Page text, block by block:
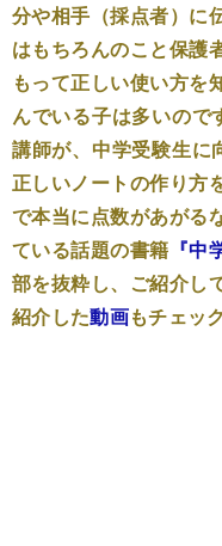
分や相手（採点者）に
はもちろんのこと保護
もって正しい使い方を
んでいる子は多いので
講師が、中学受験生に
正しいノートの作り方
で本当に点数があがる
ている話題の書籍 『
部を抜粋し、ご紹介し
紹介した動画もチェッ